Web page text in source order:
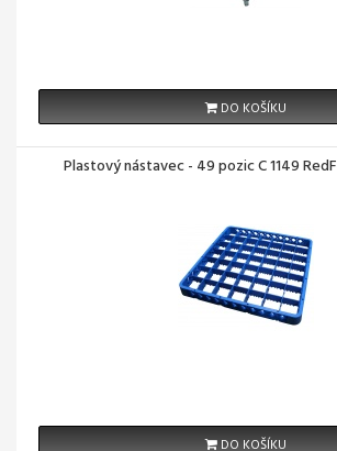
DO KOŠÍKU
Plastový nástavec - 49 pozic C 1149
DO KOŠÍKU